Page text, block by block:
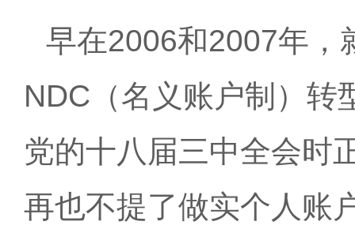
早在2006和2007年，
NDC（名义账户制）转
党的十八届三中全会时
再也不提了做实个人账